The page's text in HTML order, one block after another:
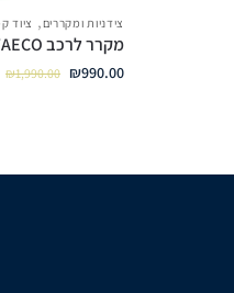
צידניות ומקררים, ציוד
מקרר לרכב TC-35 WAECO
₪1,990.00 ₪990.00